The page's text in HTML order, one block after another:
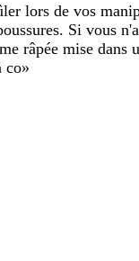
lors de vos
Si vous
râpée mise dans
co»